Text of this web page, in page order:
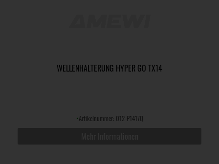
WELLENHALTERUNG HYPER GO TX14
•Artikelnummer: 012-P1417Q